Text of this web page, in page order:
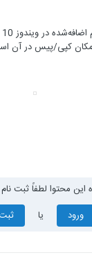
یکی از
کپی/پیس در آن
محتوا لطفاً ثبت نام
ورود
ثبت